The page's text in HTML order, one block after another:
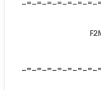
-=-=-=-=-=-=-=-
-=-=-=-=-=-=-=-